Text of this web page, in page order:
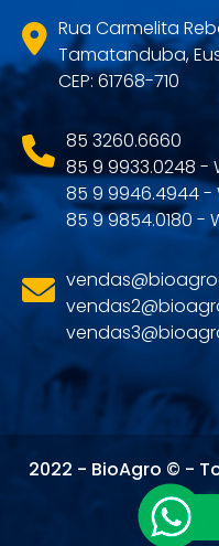
Rua Carmelita
Tamatanduba,
CEP: 61768-710
85 3260.6660
85 9 9933.0248 -
85 9 9946.4944 -
85 9 9854.0180 -
2022 - BioAgro © -